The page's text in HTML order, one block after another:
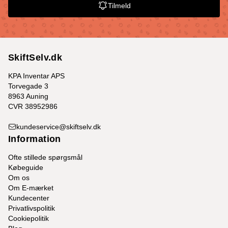
Tilmeld
SkiftSelv.dk
KPA Inventar APS
Torvegade 3
8963 Auning
CVR 38952986
kundeservice@skiftselv.dk
Information
Ofte stillede spørgsmål
Købeguide
Om os
Om E-mærket
Kundecenter
Privatlivspolitik
Cookiepolitik